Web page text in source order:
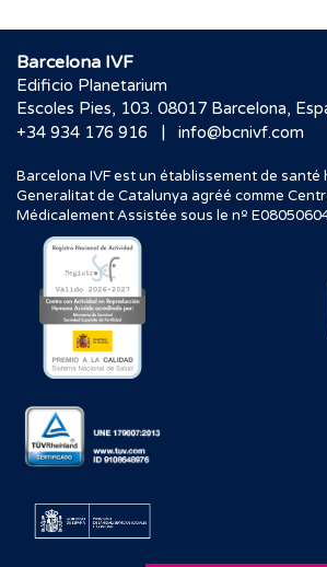
Barcelona IVF
Edificio Planetarium
Escoles Pies, 103. 08017 Barcelona,
+34 934 176 916
| info@bcnivf.com
Barcelona IVF est un établissement de santé
Generalitat de Catalunya agréé comme
Médicalement Assistée sous le nº